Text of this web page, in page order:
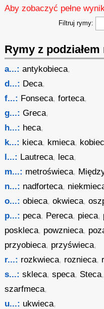
Aby zobaczyć pełne
Filtruj rymy:
Rymy z
a...: antykobieca,
d...: Deca,
f...: Fonseca,forteca,
g...: Greca,
h...: heca,
k...: kieca, kmieca,
l...: Lautreca, leca,
m...: metroświeca,
n...: nadforteca,
o...: obieca,okwieca,
p...: peca, Pereca, pieca,
poskleca, powznieca,
przyobieca, przyświeca,
r...: rozkwieca, roznieca,
s...: skleca,speca, Steca
szarfmeca,
u...: ukwieca,